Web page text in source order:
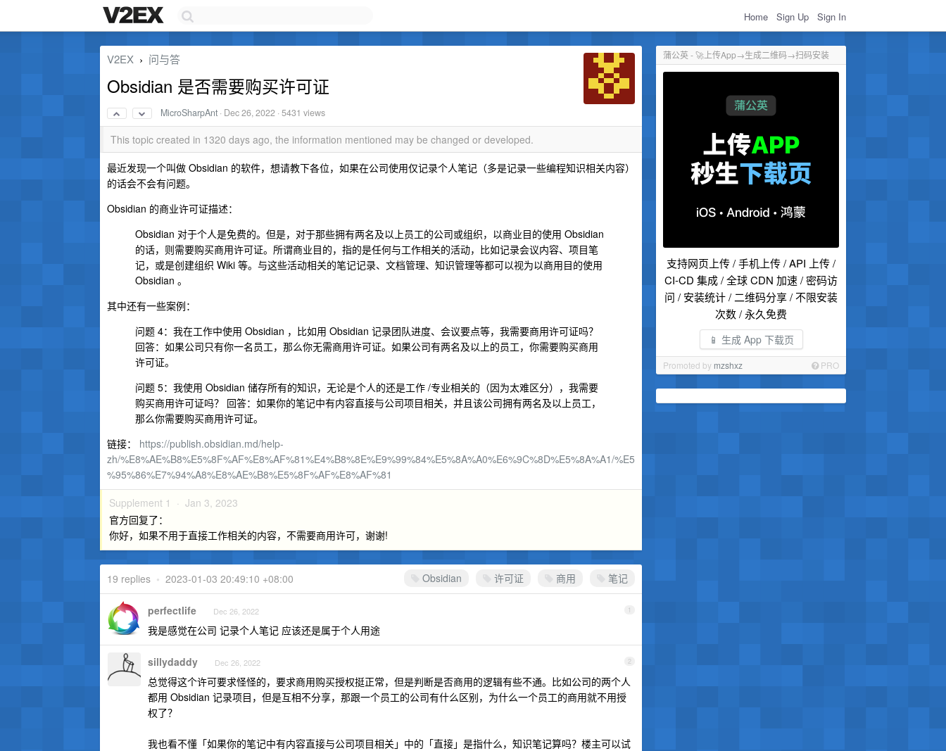
Home Sign Up Sign In
蒲公英 - 🚀上传App→生成二维码→扫码安装
支持网页上传 / 手机上传 / API 上传 /
CI-CD 集成 / 全球 CDN 加速 / 密码访
问 / 安装统计 / 二维码分享 / 不限安装
次数 / 永久免费
📱 生成 App 下载页
Promoted by mzshxz PRO
V2EX › 问与答
Obsidian 是否需要购买许可证
MicroSharpAnt · Dec 26, 2022 · 5431 views
This topic created in 1320 days ago, the information mentioned may be changed or developed.
最近发现一个叫做 Obsidian 的软件，想请教下各位，如果在公司使用仅记录个人笔记（多是记录一些编程知识相关内容）
的话会不会有问题。
Obsidian 的商业许可证描述：
Obsidian 对于个人是免费的。但是，对于那些拥有两名及以上员工的公司或组织，以商业目的使用 Obsidian
的话，则需要购买商用许可证。所谓商业目的，指的是任何与工作相关的活动，比如记录会议内容、项目笔
记，或是创建组织 Wiki 等。与这些活动相关的笔记记录、文档管理、知识管理等都可以视为以商用目的使用
Obsidian 。
其中还有一些案例：
问题 4：我在工作中使用 Obsidian ，比如用 Obsidian 记录团队进度、会议要点等，我需要商用许可证吗？
回答：如果公司只有你一名员工，那么你无需商用许可证。如果公司有两名及以上的员工，你需要购买商用
许可证。
问题 5：我使用 Obsidian 储存所有的知识，无论是个人的还是工作 /专业相关的（因为太难区分），我需要
购买商用许可证吗？ 回答：如果你的笔记中有内容直接与公司项目相关，并且该公司拥有两名及以上员工，
那么你需要购买商用许可证。
链接： https://publish.obsidian.md/help-
zh/%E8%AE%B8%E5%8F%AF%E8%AF%81%E4%B8%8E%E9%99%84%E5%8A%A0%E6%9C%8D%E5%8A%A1/%E5
%95%86%E7%94%A8%E8%AE%B8%E5%8F%AF%E8%AF%81
Supplement 1 · Jan 3, 2023
官方回复了：
你好，如果不用于直接工作相关的内容，不需要商用许可，谢谢!
Obsidian 许可证 商用 笔记
19 replies • 2023-01-03 20:49:10 +08:00
1
perfectlife Dec 26, 2022
我是感觉在公司 记录个人笔记 应该还是属于个人用途
2
sillydaddy Dec 26, 2022
总觉得这个许可要求怪怪的，要求商用购买授权挺正常，但是判断是否商用的逻辑有些不通。比如公司的两个人
都用 Obsidian 记录项目，但是互相不分享，那跟一个员工的公司有什么区别，为什么一个员工的商用就不用授
权了？
我也看不懂「如果你的笔记中有内容直接与公司项目相关」中的「直接」是指什么，知识笔记算吗？楼主可以试